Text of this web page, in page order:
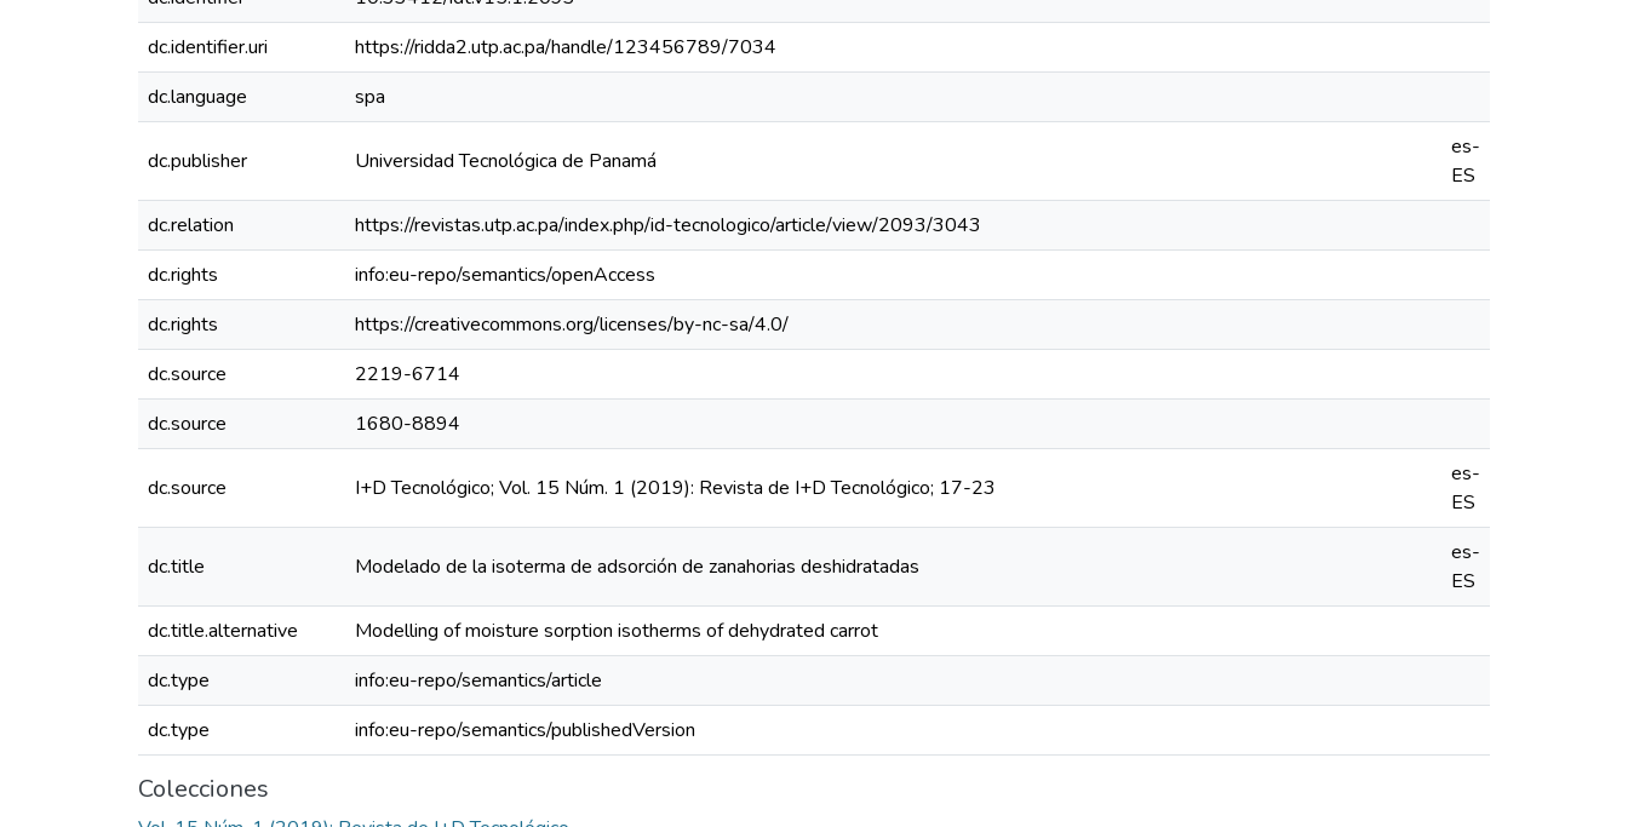
dc.identifier.uri
https://ridda2.utp.ac.pa/handle/123456789/7034
dc.language
spa
dc.publisher Universidad Tecnológica de Panamá
es-
ES
dc.relation
https://revistas.utp.ac.pa/index.php/id-tecnologico/article/view/2093/3043
dc.rights
info:eu-repo/semantics/openAccess
dc.rights
https://creativecommons.org/licenses/by-nc-sa/4.0/
dc.source
2219-6714
dc.source
1680-8894
dc.source I+D Tecnológico; Vol. 15 Núm. 1 (2019): Revista de I+D Tecnológico; 17-23
es-
ES
dc.title Modelado de la isoterma de adsorción de zanahorias deshidratadas
es-
ES
dc.title.alternative
Modelling of moisture sorption isotherms of dehydrated carrot
dc.type
info:eu-repo/semantics/article
dc.type
info:eu-repo/semantics/publishedVersion
Colecciones